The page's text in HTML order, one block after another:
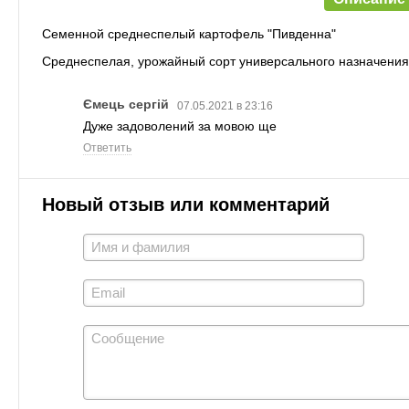
Семенной среднеспелый картофель "Пивденна"
Среднеспелая, урожайный сорт универсального
Ємець сергій 07.05.2021 в 23:16
Дуже задоволений за мовою ще
Ответить
Новый отзыв или комментарий